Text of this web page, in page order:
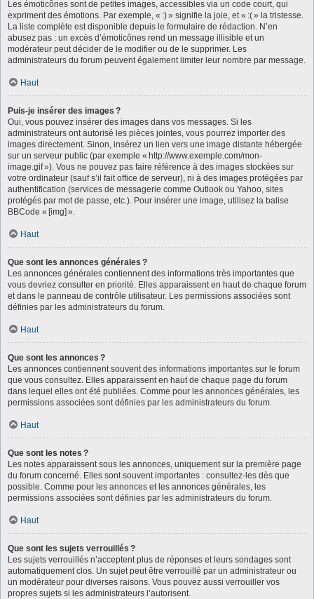
Les émoticônes sont de petites images, accessibles via un code court, qui
expriment des émotions. Par exemple, « :) » signifie la joie, et « :( » la tristesse.
La liste complète est disponible depuis le formulaire de rédaction. N’en
abusez pas : un excès d’émoticônes rend un message illisible et un
modérateur peut décider de le modifier ou de le supprimer. Les
administrateurs du forum peuvent également limiter leur nombre par message.
Haut
Puis-je insérer des images ?
Oui, vous pouvez insérer des images dans vos messages. Si les
administrateurs ont autorisé les pièces jointes, vous pourrez importer des
images directement. Sinon, insérez un lien vers une image distante hébergée
sur un serveur public (par exemple « http://www.exemple.com/mon-
image.gif »). Vous ne pouvez pas faire référence à des images stockées sur
votre ordinateur (sauf s’il fait office de serveur), ni à des images protégées par
authentification (services de messagerie comme Outlook ou Yahoo, sites
protégés par mot de passe, etc.). Pour insérer une image, utilisez la balise
BBCode « [img] ».
Haut
Que sont les annonces générales ?
Les annonces générales contiennent des informations très importantes que
vous devriez consulter en priorité. Elles apparaissent en haut de chaque forum
et dans le panneau de contrôle utilisateur. Les permissions associées sont
définies par les administrateurs du forum.
Haut
Que sont les annonces ?
Les annonces contiennent souvent des informations importantes sur le forum
que vous consultez. Elles apparaissent en haut de chaque page du forum
dans lequel elles ont été publiées. Comme pour les annonces générales, les
permissions associées sont définies par les administrateurs du forum.
Haut
Que sont les notes ?
Les notes apparaissent sous les annonces, uniquement sur la première page
du forum concerné. Elles sont souvent importantes : consultez-les dès que
possible. Comme pour les annonces et les annonces générales, les
permissions associées sont définies par les administrateurs du forum.
Haut
Que sont les sujets verrouillés ?
Les sujets verrouillés n’acceptent plus de réponses et leurs sondages sont
automatiquement clos. Un sujet peut être verrouillé par un administrateur ou
un modérateur pour diverses raisons. Vous pouvez aussi verrouiller vos
propres sujets si les administrateurs l’autorisent.